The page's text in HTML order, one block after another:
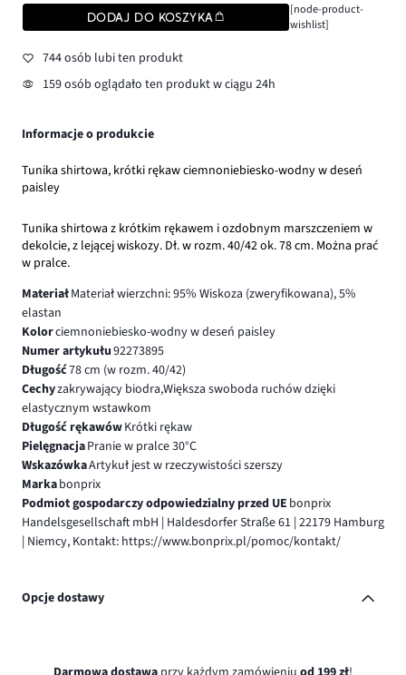
DODAJ DO KOSZYKA
[node-product-
wishlist]
744 osób lubi ten produkt
159 osób oglądało ten produkt w ciągu 24h
Informacje o produkcie
Tunika shirtowa, krótki rękaw ciemnoniebiesko-wodny w deseń
paisley
Tunika shirtowa z krótkim rękawem i ozdobnym marszczeniem w
dekolcie, z lejącej wiskozy. Dł. w rozm. 40/42 ok. 78 cm. Można prać
w pralce.
MateriałMateriał wierzchni: 95% Wiskoza (zweryfikowana), 5%
elastan
Kolorciemnoniebiesko-wodny w deseń paisley
Numer artykułu92273895
Długość78 cm (w rozm. 40/42)
Cechyzakrywający biodra,Większa swoboda ruchów dzięki
elastycznym wstawkom
Długość rękawówKrótki rękaw
PielęgnacjaPranie w pralce 30°C
WskazówkaArtykuł jest w rzeczywistości szerszy
Markabonprix
Podmiot gospodarczy odpowiedzialny przed UE bonprix
Handelsgesellschaft mbH | Haldesdorfer Straße 61 | 22179 Hamburg
| Niemcy, Kontakt: https://www.bonprix.pl/pomoc/kontakt/
Opcje dostawy